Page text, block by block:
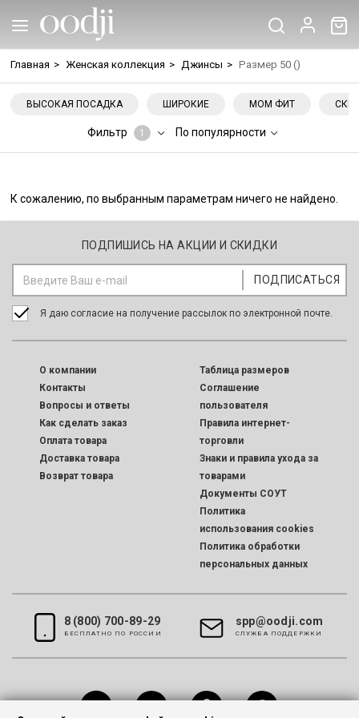
Главная > Женская коллекция > Джинсы > Размер 50 ()
ВЫСОКАЯ ПОСАДКА ШИРОКИЕ МОМ ФИТ
Фильтр 1 По популярности
К сожалению, по выбранным параметрам ничего не найдено.
ПОДПИШИСЬ НА АКЦИИ И СКИДКИ
Я даю согласие на получение рассылок по электронной почте.
O компании
Контакты
Вопросы и ответы
Как сделать заказ
Оплата товара
Доставка товара
Возврат товара
Таблица размеров
Соглашение
пользователя
Правила интернет-
торговли
Знаки и правила ухода за
товарами
Документы СОУТ
Политика
использования cookies
Политика обработки
персональных данных
8 (800) 700-89-29
БЕСПЛАТНО ПО РОССИИ
spp@oodji.com
CЛУЖБА ПОДДЕРЖКИ